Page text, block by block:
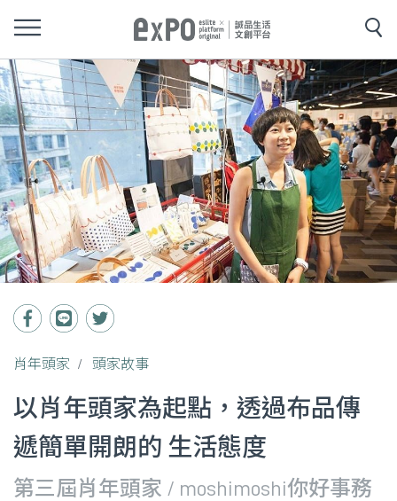
肖年頭家 頭家故事
以肖年頭家為起點，透過布品傳
遞簡單開朗的 生活態度
第三屆肖年頭家 / moshimoshi你好事務